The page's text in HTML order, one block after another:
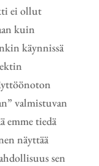
ei ollut
kuin
käynnissä
valmistuvan
emme tiedä
näyttää
sen